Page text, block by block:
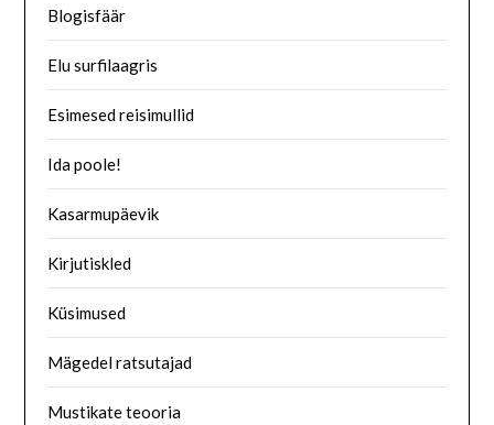
Blogisfäär
Elu surfilaagris
Esimesed reisimullid
Ida poole!
Kasarmupäevik
Kirjutiskled
Küsimused
Mägedel ratsutajad
Mustikate teooria